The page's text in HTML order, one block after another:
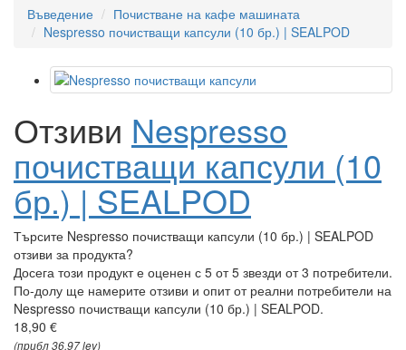
Rancilio
Доставка и плащане
Контакт
Отзиви
Търговия на едро
Ваучери за подарък
Намаления
Outlet
info@kafebarista.bg
10 съвета за приготвяне на отлична напитка
Чай от ЕКО капсула, защо не?
Как да изберем пътна кафемашина?